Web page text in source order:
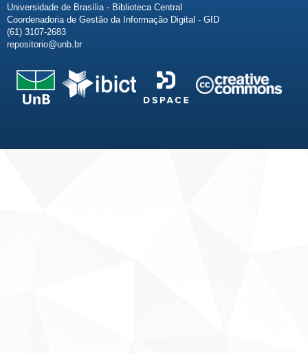
Universidade de Brasília - Biblioteca Central
Coordenadoria de Gestão da Informação Digital - GID
(61) 3107-2683
repositorio@unb.br